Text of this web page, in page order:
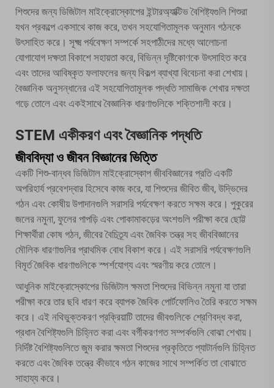
শিশুদের জন্য ডিজিটাল মাইক্রোস্কোপের ইন্টারঅ্যাক্টিভ বৈশিষ্ট্যগুলি শিশুরা
যখন প্রকল্পে একসাথে কাজ করে, তখন সহযোগিতামূলক অনুমান গঠনকে
উৎসাহিত করে। সূক্ষ্ম পর্যবেক্ষণ সম্পর্কে সহপাঠীদের মধ্যে আলোচনা
যোগাযোগ দক্ষতা বিকাশে সহায়তা করে, বিভিন্ন দৃষ্টিকোণকে উৎসাহিত করে
এবং তাদের আবিষ্কৃত ফলাফলের জন্য বিকল্প ব্যাখ্যা বিবেচনা করা শেখায়।
বৈজ্ঞানিক অনুসন্ধানের এই সহযোগিতামূলক পদ্ধতি সামাজিক শেখার দক্ষতা
গড়ে তোলে এবং একইসাথে বৈজ্ঞানিক ধারণাগুলিকে শক্তিশালী করে।
STEM একীকরণ এবং বৈজ্ঞানিক পদ্ধতি
জীববিদ্যা ও জীবন বিজ্ঞানের ভিত্তি
একটি শিশু-বান্ধব ডিজিটাল মাইক্রোস্কোপ জীববিজ্ঞানের প্রতি একটি
অপরিহার্য প্রবেশদ্বার হিসেবে কাজ করে, যা শিশুদের জীবিত জীব, উদ্ভিদের
গঠন এবং কোষীয় উপাদানগুলি সরাসরি পর্যবেক্ষণ করতে সক্ষম করে। পুকুরের
জলের নমুনা, ফুলের পাপড়ি এবং পোকামাকড়ের অংশগুলি পরীক্ষা করে ছোট্ট
শিক্ষার্থীরা কোষ গঠন, জীবের বৈচিত্র্য এবং জৈবিক তন্ত্র সহ জীববিজ্ঞানের
মৌলিক ধারণাগুলির প্রাথমিক বোধ বিকাশ করে। এই সরাসরি পর্যবেক্ষণগুলি
বিমূর্ত জৈবিক ধারণাগুলিকে স্পর্শযোগ্য এবং স্মরণীয় করে তোলে।
আধুনিক মাইক্রোস্কোপের ডিজিটাল ক্ষমতা শিশুদের বিভিন্ন নমুনা যা তারা
পরীক্ষা করে তার ছবি ধারণ করে ব্যাপক জৈবিক পোর্টফোলিও তৈরি করতে সক্ষম
করে। এই নথিভুক্তকরণ প্রক্রিয়াটি তাদের জীবগুলিকে শ্রেণিবদ্ধ করা,
প্রধান বৈশিষ্ট্যগুলি চিহ্নিত করা এবং বর্গীকরণগত সম্পর্কগুলি বোঝা শেখায়।
নির্দিষ্ট বৈশিষ্ট্যগুলিতে জুম করার ক্ষমতা শিশুদের প্রকৃতিতে প্যাটার্নগুলি চিহ্নিত
করতে এবং জৈবিক তন্ত্রে কীভাবে গঠন কাজের সাথে সম্পর্কিত তা বোঝাতে
সাহায্য করে।